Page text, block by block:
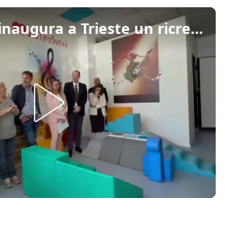
"Io tifo Sveva" inaugura a Trieste un ricreatorio per i piccoli malati di cancro